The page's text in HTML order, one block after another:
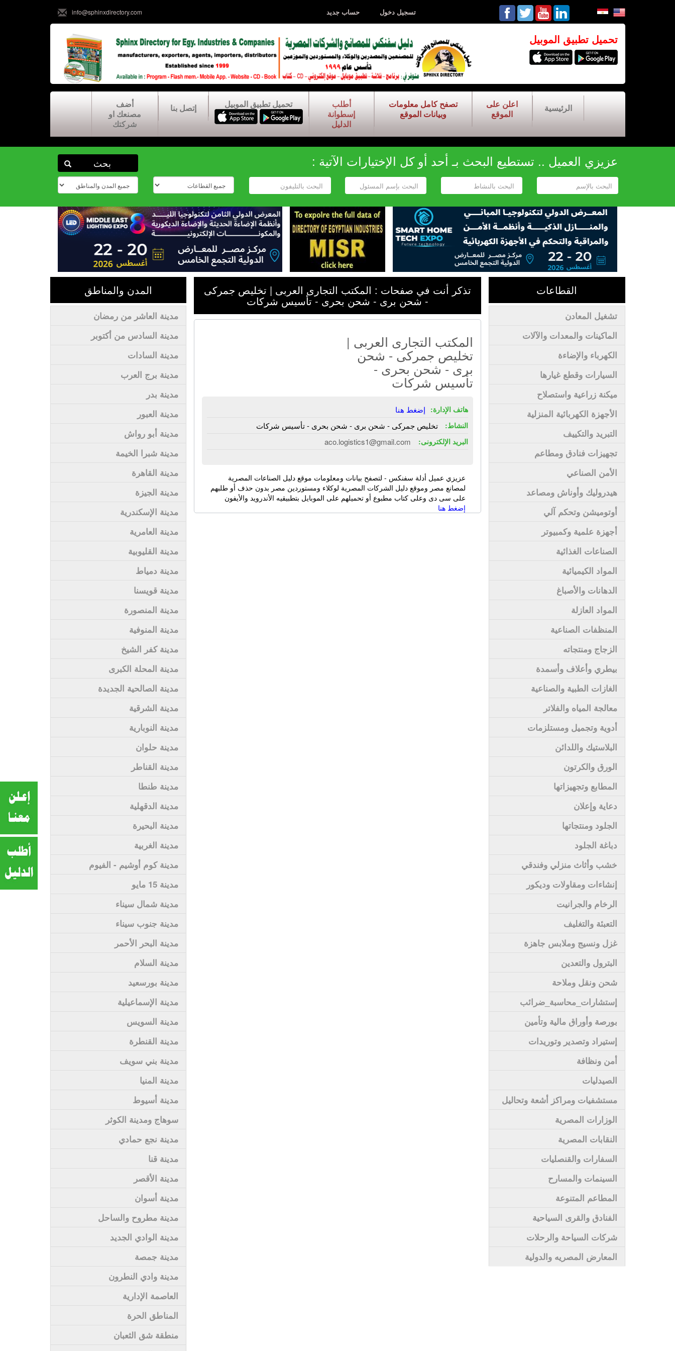
تسجيل دخول حساب جديد info@sphinxdirectory.com
تحميل تطبيق الموبيل
الرئيسية
اعلن على
الموقع
تصفح كامل معلومات
وبيانات الموقع
أطلب
إسطوانة
الدليل
تحميل تطبيق الموبيل إتصل بنا
أضف
مصنعك او
شركتك
عزيزي العميل .. تستطيع البحث بـ أحد أو كل الإختيارات الآتية :
القطاعات
تشغيل المعادن
الماكينات والمعدات والآلات
الكهرباء والإضاءة
السيارات وقطع غيارها
ميكنة زراعية واستصلاح
الأجهزة الكهربائية المنزلية
التبريد والتكييف
تجهيزات فنادق ومطاعم
الأمن الصناعي
هيدروليك وأوناش ومصاعد
أوتوميشن وتحكم آلي
أجهزة علمية وكمبيوتر
الصناعات الغذائية
المواد الكيميائية
الدهانات والأصباغ
المواد العازلة
المنظفات الصناعية
الزجاج ومنتجاته
بيطري وأعلاف وأسمدة
الغازات الطبية والصناعية
معالجة المياه والفلاتر
أدوية وتجميل ومستلزمات
البلاستيك واللدائن
الورق والكرتون
المطابع وتجهيزاتها
دعاية وإعلان
الجلود ومنتجاتها
دباغة الجلود
خشب وأثاث منزلي وفندقي
إنشاءات ومقاولات وديكور
الرخام والجرانيت
التعبئة والتغليف
غزل ونسيج وملابس جاهزة
البترول والتعدين
شحن ونقل وملاحة
إستشارات_محاسبة_ضرائب
بورصة وأوراق مالية وتأمين
إستيراد وتصدير وتوريدات
أمن ونظافة
الصيدليات
مستشفيات ومراكز أشعة وتحاليل
الوزارات المصرية
النقابات المصرية
السفارات والقنصليات
السينمات والمسارح
المطاعم المتنوعة
الفنادق والقرى السياحية
شركات السياحة والرحلات
المعارض المصريه والدولية
تذكر أنت في صفحات : المكتب التجارى العربى | تخليص جمركى
- شحن برى - شحن بحرى - تأسيس شركات
المكتب التجارى العربى |
تخليص جمركى - شحن
برى - شحن بحرى -
تأسيس شركات
هاتف الإدارة: إضغط هنا
النشاط: تخليص جمركى - شحن برى - شحن بحرى - تأسيس شركات
البريد الإلكترونى: aco.logistics1@gmail.com
عزيزي عميل أدلة سفنكس - لتصفح بيانات ومعلومات موقع دليل الصناعات المصرية
لمصانع مصر وموقع دليل الشركات المصرية لوكلاء ومستوردين مصر بدون حذف أو طلبهم
على سى دى وعلى كتاب مطبوع أو تحميلهم على الموبايل بتطبيقيه الأندرويد والأيفون
إضغط هنا
المدن والمناطق
مدينة العاشر من رمضان
مدينة السادس من أكتوبر
مدينة السادات
مدينة برج العرب
مدينة بدر
مدينة العبور
مدينة أبو رواش
مدينة شبرا الخيمة
مدينة القاهرة
مدينة الجيزة
مدينة الإسكندرية
مدينة العامرية
مدينة القليوبية
مدينة دمياط
مدينة قويسنا
مدينة المنصورة
مدينة المنوفية
مدينة كفر الشيخ
مدينة المحلة الكبرى
مدينة الصالحية الجديدة
مدينة الشرقية
مدينة النوبارية
مدينة حلوان
مدينة القناطر
مدينة طنطا
مدينة الدقهلية
مدينة البحيرة
مدينة الغربية
مدينة كوم أوشيم - الفيوم
مدينة 15 مايو
مدينة شمال سيناء
مدينة جنوب سيناء
مدينة البحر الأحمر
مدينة السلام
مدينة بورسعيد
مدينة الإسماعيلية
مدينة السويس
مدينة القنطرة
مدينة بني سويف
مدينة المنيا
مدينة أسيوط
سوهاج ومدينة الكوثر
مدينة نجع حمادي
مدينة قنا
مدينة الأقصر
مدينة أسوان
مدينة مطروح والساحل
مدينة الوادي الجديد
مدينة جمصة
مدينة وادي النطرون
العاصمة الإدارية
المناطق الحرة
منطقة شق الثعبان